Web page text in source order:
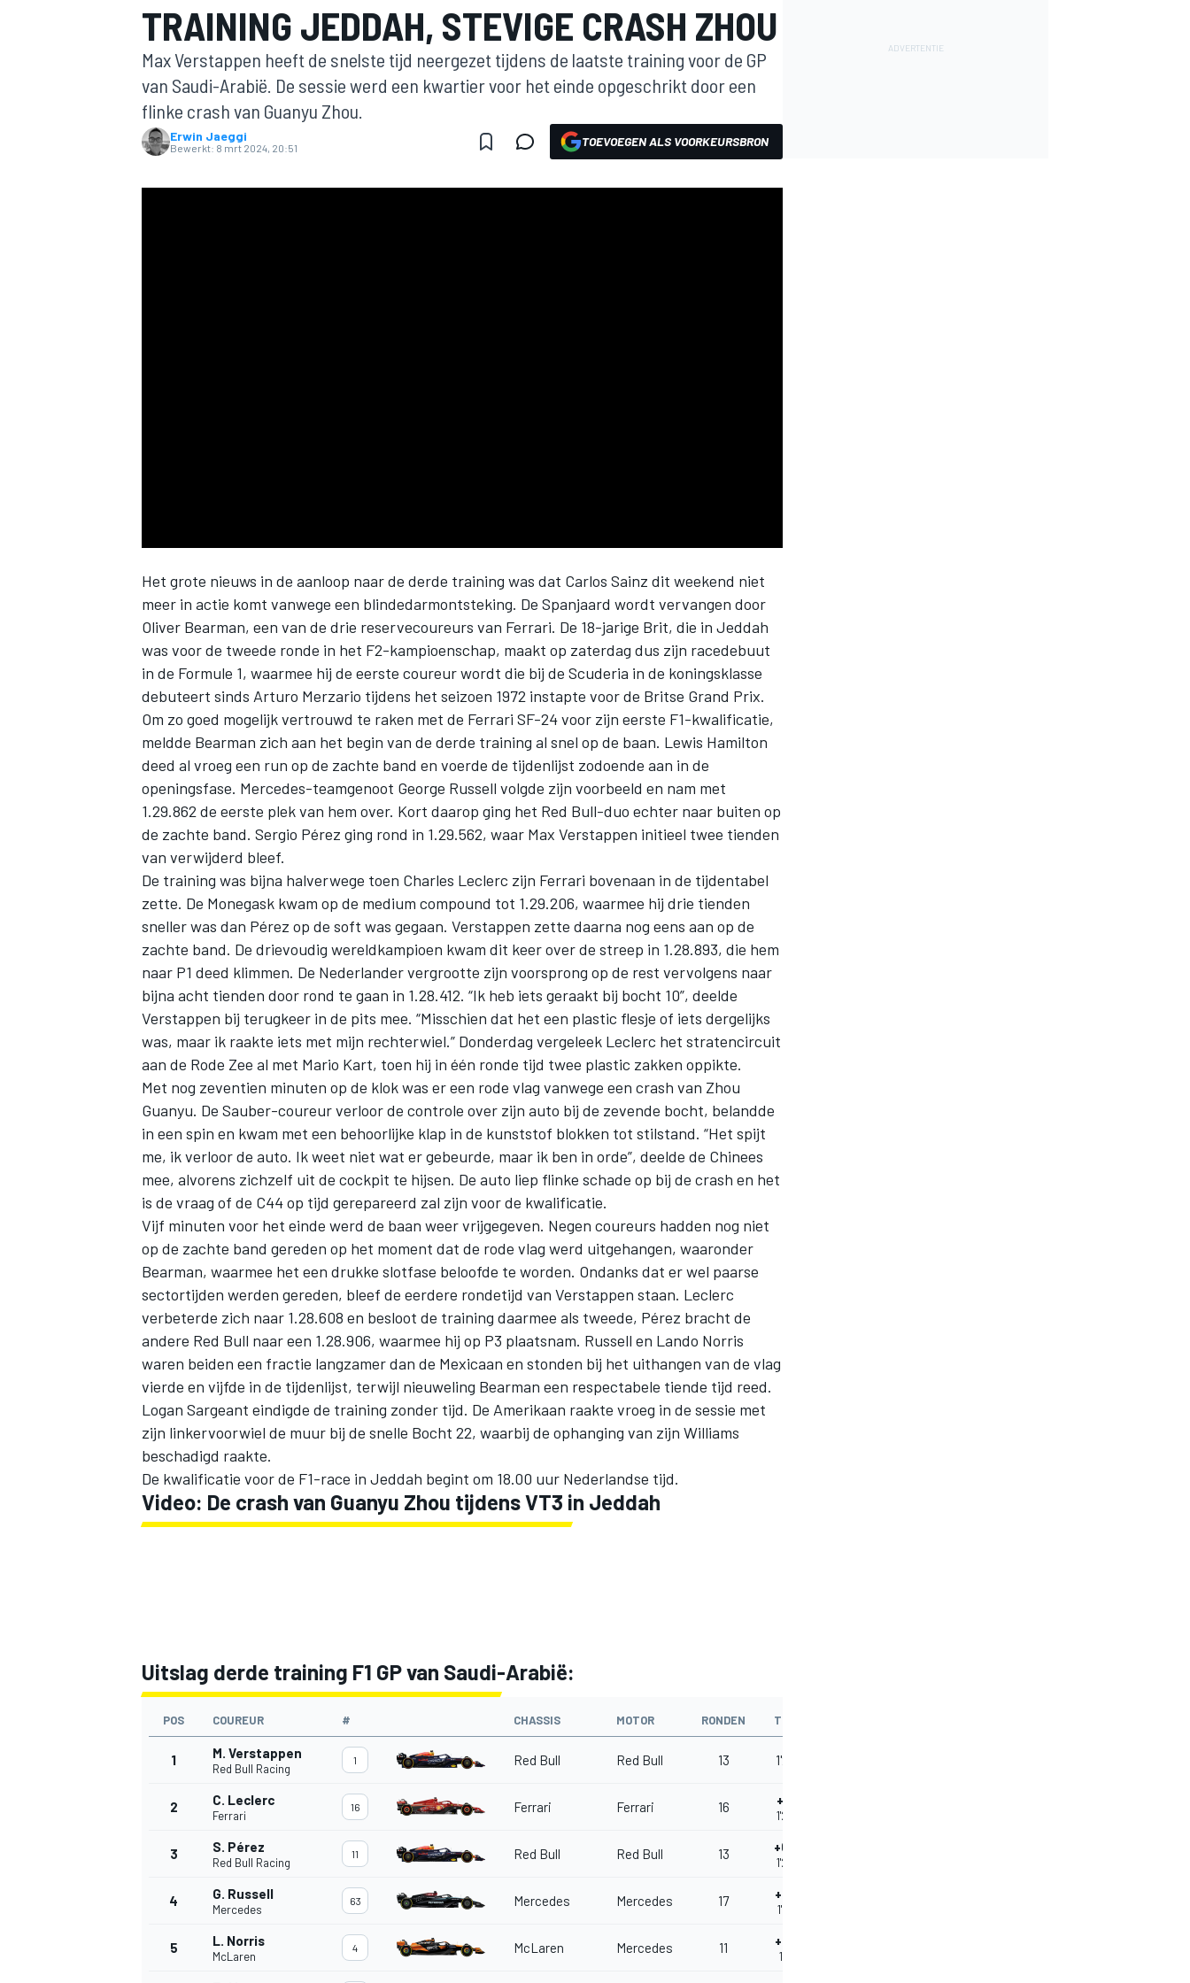
MOTOGP
TRAINING JEDDAH, STEVIGE CRASH ZHOU
Max Verstappen heeft de snelste tijd neergezet tijdens de laatste training voor de GP
van Saudi-Arabië. De sessie werd een kwartier voor het einde opgeschrikt door een
flinke crash van Guanyu Zhou.
Erwin Jaeggi
Bewerkt: 8 mrt 2024, 20:51 TOEVOEGEN ALS VOORKEURSBRON
Het grote nieuws in de aanloop naar de derde training was dat Carlos Sainz dit weekend niet
meer in actie komt vanwege een blindedarmontsteking. De Spanjaard wordt vervangen door
Oliver Bearman, een van de drie reservecoureurs van Ferrari. De 18-jarige Brit, die in Jeddah
was voor de tweede ronde in het F2-kampioenschap, maakt op zaterdag dus zijn racedebuut
in de Formule 1, waarmee hij de eerste coureur wordt die bij de Scuderia in de koningsklasse
debuteert sinds Arturo Merzario tijdens het seizoen 1972 instapte voor de Britse Grand Prix.
Om zo goed mogelijk vertrouwd te raken met de Ferrari SF-24 voor zijn eerste F1-kwalificatie,
meldde Bearman zich aan het begin van de derde training al snel op de baan. Lewis Hamilton
deed al vroeg een run op de zachte band en voerde de tijdenlijst zodoende aan in de
openingsfase. Mercedes-teamgenoot George Russell volgde zijn voorbeeld en nam met
1.29.862 de eerste plek van hem over. Kort daarop ging het Red Bull-duo echter naar buiten op
de zachte band. Sergio Pérez ging rond in 1.29.562, waar Max Verstappen initieel twee tienden
van verwijderd bleef.
De training was bijna halverwege toen Charles Leclerc zijn Ferrari bovenaan in de tijdentabel
zette. De Monegask kwam op de medium compound tot 1.29.206, waarmee hij drie tienden
sneller was dan Pérez op de soft was gegaan. Verstappen zette daarna nog eens aan op de
zachte band. De drievoudig wereldkampioen kwam dit keer over de streep in 1.28.893, die hem
naar P1 deed klimmen. De Nederlander vergrootte zijn voorsprong op de rest vervolgens naar
bijna acht tienden door rond te gaan in 1.28.412. “Ik heb iets geraakt bij bocht 10”, deelde
Verstappen bij terugkeer in de pits mee. “Misschien dat het een plastic flesje of iets dergelijks
was, maar ik raakte iets met mijn rechterwiel.” Donderdag vergeleek Leclerc het stratencircuit
aan de Rode Zee al met Mario Kart, toen hij in één ronde tijd twee plastic zakken oppikte.
Met nog zeventien minuten op de klok was er een rode vlag vanwege een crash van Zhou
Guanyu. De Sauber-coureur verloor de controle over zijn auto bij de zevende bocht, belandde
in een spin en kwam met een behoorlijke klap in de kunststof blokken tot stilstand. “Het spijt
me, ik verloor de auto. Ik weet niet wat er gebeurde, maar ik ben in orde”, deelde de Chinees
mee, alvorens zichzelf uit de cockpit te hijsen. De auto liep flinke schade op bij de crash en het
is de vraag of de C44 op tijd gerepareerd zal zijn voor de kwalificatie.
Vijf minuten voor het einde werd de baan weer vrijgegeven. Negen coureurs hadden nog niet
op de zachte band gereden op het moment dat de rode vlag werd uitgehangen, waaronder
Bearman, waarmee het een drukke slotfase beloofde te worden. Ondanks dat er wel paarse
sectortijden werden gereden, bleef de eerdere rondetijd van Verstappen staan. Leclerc
verbeterde zich naar 1.28.608 en besloot de training daarmee als tweede, Pérez bracht de
andere Red Bull naar een 1.28.906, waarmee hij op P3 plaatsnam. Russell en Lando Norris
waren beiden een fractie langzamer dan de Mexicaan en stonden bij het uithangen van de vlag
vierde en vijfde in de tijdenlijst, terwijl nieuweling Bearman een respectabele tiende tijd reed.
Logan Sargeant eindigde de training zonder tijd. De Amerikaan raakte vroeg in de sessie met
zijn linkervoorwiel de muur bij de snelle Bocht 22, waarbij de ophanging van zijn Williams
beschadigd raakte.
De kwalificatie voor de F1-race in Jeddah begint om 18.00 uur Nederlandse tijd.
Video: De crash van Guanyu Zhou tijdens VT3 in Jeddah
Uitslag derde training F1 GP van Saudi-Arabië:
POS COUREUR # CHASSIS MOTOR RONDEN TIJD
1 M. Verstappen
Red Bull Racing
1 Red Bull Red Bull 13 1'28.412
2 C. Leclerc
Ferrari
16 Ferrari Ferrari 16 +0.196
1'28.608
3 S. Pérez
Red Bull Racing
11 Red Bull Red Bull 13 +0.494
1'28.906
4 G. Russell
Mercedes
63 Mercedes Mercedes 17 +0.552
1'28.964
5 L. Norris
McLaren
4 McLaren Mercedes 11 +0.559
1'28.971